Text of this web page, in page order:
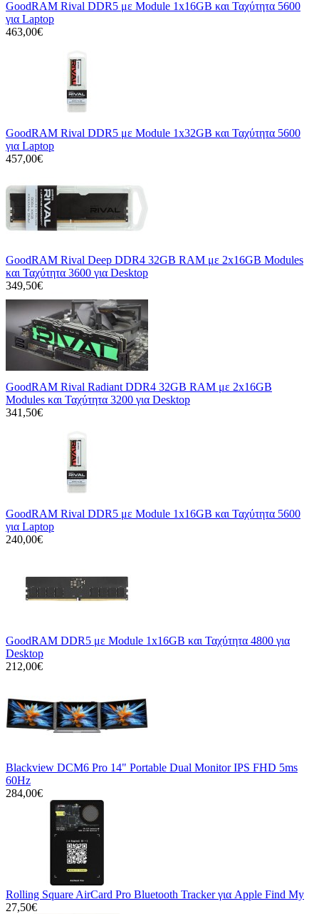
GoodRAM Rival DDR5 με Module 1x16GB και Ταχύτητα 5600
για Laptop
463,00€
GoodRAM Rival DDR5 με Module 1x32GB και Ταχύτητα 5600
για Laptop
457,00€
GoodRAM Rival Deep DDR4 32GB RAM με 2x16GB Modules
και Ταχύτητα 3600 για Desktop
349,50€
GoodRAM Rival Radiant DDR4 32GB RAM με 2x16GB
Modules και Ταχύτητα 3200 για Desktop
341,50€
GoodRAM Rival DDR5 με Module 1x16GB και Ταχύτητα 5600
για Laptop
240,00€
GoodRAM DDR5 με Module 1x16GB και Ταχύτητα 4800 για
Desktop
212,00€
Blackview DCM6 Pro 14" Portable Dual Monitor IPS FHD 5ms
60Hz
284,00€
Rolling Square AirCard Pro Bluetooth Tracker για Apple Find My
27,50€